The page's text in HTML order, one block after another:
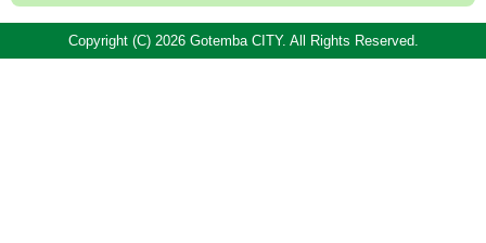
Copyright (C) 2026 Gotemba CITY. All Rights Reserved.